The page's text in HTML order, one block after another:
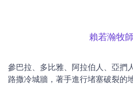
賴若瀚牧師
參巴拉、多比雅、阿拉伯人、亞捫
路撒冷城牆，著手進行堵塞破裂的